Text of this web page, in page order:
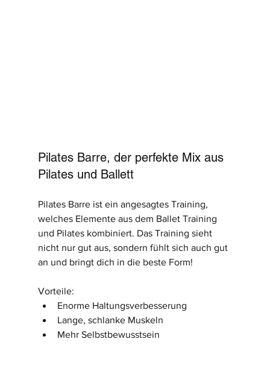
Pilates Barre, der perfekte Mix aus
Pilates und Ballett
Pilates Barre ist ein angesagtes Training,
welches Elemente aus dem Ballet Training
und Pilates kombiniert. Das Training sieht
nicht nur gut aus, sondern fühlt sich auch gut
an und bringt dich in die beste Form!
Vorteile:
Enorme Haltungsverbesserung
Lange, schlanke Muskeln
Mehr Selbstbewusstsein